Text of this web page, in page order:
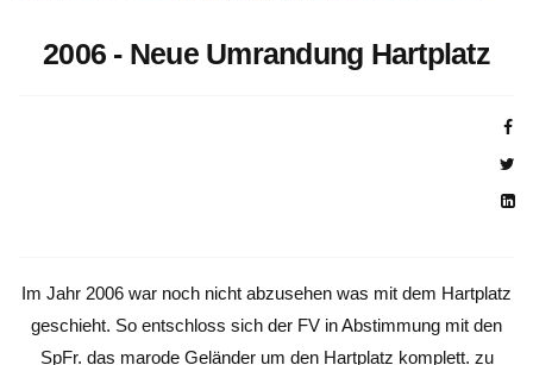
2006 - Neue Umrandung Hartplatz
Im Jahr 2006 war noch nicht abzusehen was mit dem Hartplatz
geschieht. So entschloss sich der FV in Abstimmung mit den
SpFr. das marode Geländer um den Hartplatz komplett. zu